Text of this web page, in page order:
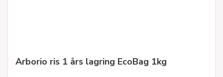
Arborio ris 1 års lagring EcoBag 1kg